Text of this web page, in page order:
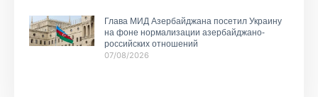
Глава МИД Азербайджана посетил Украину
на фоне нормализации азербайджано-
российских отношений
07/08/2026